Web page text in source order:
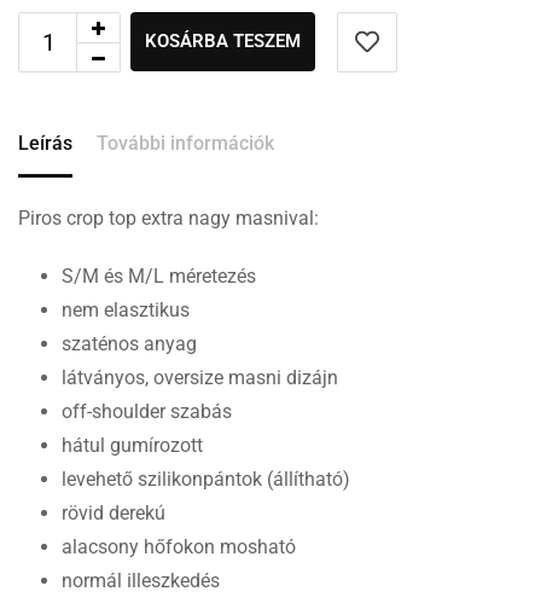
KOSÁRBA TESZEM
Leírás További információk
Piros crop top extra nagy masnival:
S/M és M/L méretezés
nem elasztikus
szaténos anyag
látványos, oversize masni dizájn
off-shoulder szabás
hátul gumírozott
levehető szilikonpántok (állítható)
rövid derekú
alacsony hőfokon mosható
normál illeszkedés